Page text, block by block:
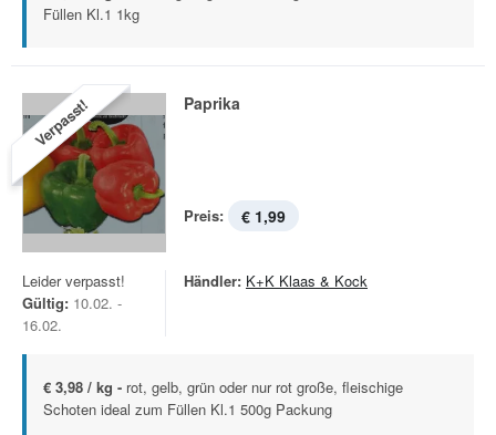
Füllen Kl.1 1kg
Verpasst! Paprika
Preis: € 1,99
Leider verpasst!
Gültig: 10.02. -
16.02.
Händler: K+K Klaas & Kock
€ 3,98 / kg - rot, gelb, grün oder nur rot große, fleischige
Schoten ideal zum Füllen Kl.1 500g Packung